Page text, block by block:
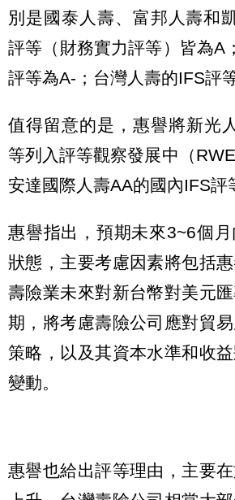
別是國泰人壽、富邦人壽和
評等（財務實力評等）皆為A
評等為A-；台灣人壽的IFS評
值得留意的是，惠譽將新光
等列入評等觀察發展中（
安達國際人壽AA的國內IFS評
惠譽指出，預期未來3~6個
狀態，主要考慮因素將包括
壽險業未來對新台幣對美元
期，將考慮壽險公司應對貿
策略，以及其資本水準和收
變動。
惠譽也給出評等理由，主要